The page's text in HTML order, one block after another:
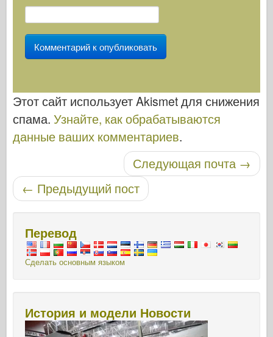
Этот сайт использует Akismet для снижения
спама. Узнайте, как обрабатываются
данные ваших комментариев.
Навигация по записямСледующая почта →
← Предыдущий пост
Перевод
Сделать основным языком
История и модели Новости